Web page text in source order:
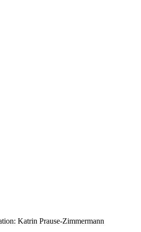
Katrin Prause-Zimmermann